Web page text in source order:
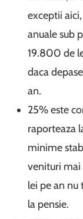
exceptii
anuale sub
19.800 de
daca
an.
25% este
raporteaza
minime
venituri mai
lei pe an nu
la pensie.